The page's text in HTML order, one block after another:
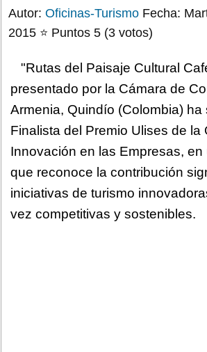
Autor: Oficinas-Turismo Fecha:
2015 ⭐ Puntos 5 (3 votos)
"Rutas del Paisaje Cultural
presentado por la Cámara de
Armenia, Quindío (Colombia) ha
Finalista del Premio Ulises de la
Innovación en las Empresas,
que reconoce la contribución
iniciativas de turismo
vez competitivas y sostenibles.